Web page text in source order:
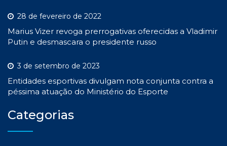
28 de fevereiro de 2022
Marius Vizer revoga prerrogativas oferecidas a Vladimir
Putin e desmascara o presidente russo
3 de setembro de 2023
Entidades esportivas divulgam nota conjunta contra a
péssima atuação do Ministério do Esporte
Categorias